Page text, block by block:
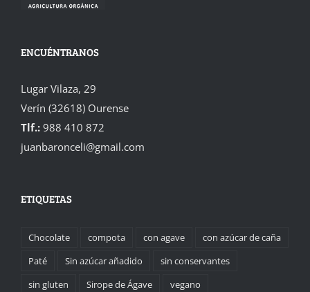
ENCUÉNTRANOS
Lugar Vilaza, 29
Verín (32618) Ourense
Tlf.: 988 410 872
juanbaronceli@gmail.com
ETIQUETAS
Chocolate compota con agave
con azúcar de caña
Paté
Sin azúcar añadido
sin conservantes
sin gluten
Sirope de Ágave vegano